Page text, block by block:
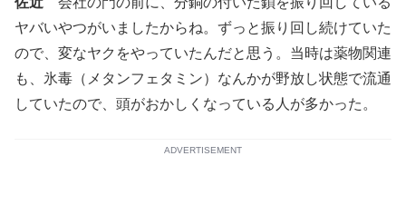
ヤバいやつがいましたからね。ずっと振り回し続けていた
ので、変なヤクをやっていたんだと思う。当時は薬物関連
も、氷毒（メタンフェタミン）なんかが野放し状態で流通
していたので、頭がおかしくなっている人が多かった。
ADVERTISEMENT